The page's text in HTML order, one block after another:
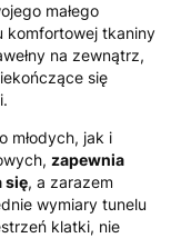
małego
komfortowej tkaniny
na zewnątrz,
się
młodych, jak i
zapewnia
się, a zarazem
wymiary tunelu
klatki, nie